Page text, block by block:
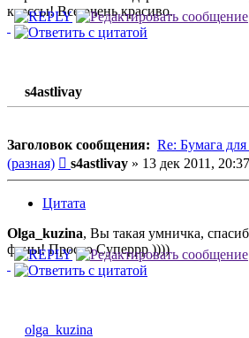
классы! Все очень красиво.
s4astlivay
Заголовок сообщения: Re: Бумага
(разная)
Сообщение
s4astlivay » 13 дек 2011, 20:37
Цитата
Оlga_kuzina, Вы такая умничка,
фоны! Просто Суперрр ))))
olga_kuzina